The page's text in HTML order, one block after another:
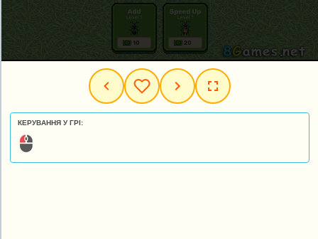
КЕРУВАННЯ У ГРІ: